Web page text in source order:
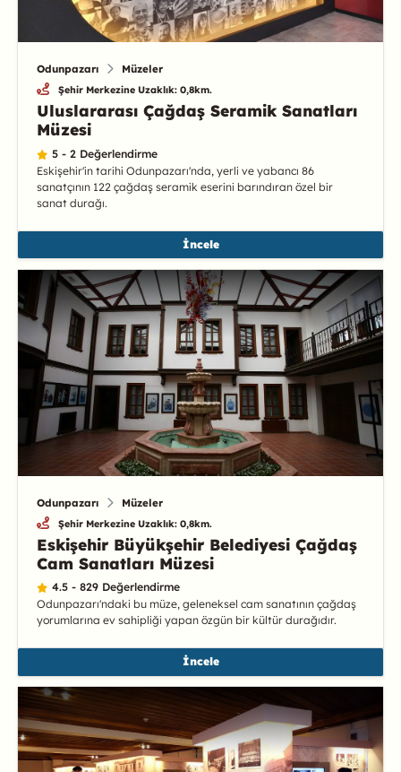
Odunpazarı Müzeler
Şehir Merkezine Uzaklık: 0,8km.
Uluslararası Çağdaş Seramik Sanatları
Müzesi
5 - 2 Değerlendirme
Eskişehir'in tarihi Odunpazarı'nda, yerli ve yabancı 86
sanatçının 122 çağdaş seramik eserini barındıran özel bir
sanat durağı.
İncele
Odunpazarı Müzeler
Şehir Merkezine Uzaklık: 0,8km.
Eskişehir Büyükşehir Belediyesi Çağdaş
Cam Sanatları Müzesi
4.5 - 829 Değerlendirme
Odunpazarı'ndaki bu müze, geleneksel cam sanatının çağdaş
yorumlarına ev sahipliği yapan özgün bir kültür durağıdır.
İncele